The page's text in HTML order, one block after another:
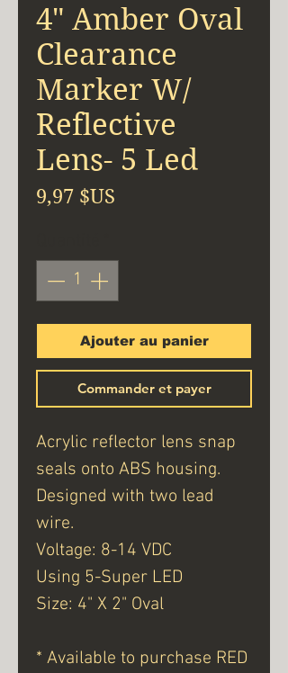
4" Amber Oval
Clearance
Marker W/
Reflective
Lens- 5 Led
9,97 $US
Ajouter au panier
Commander et payer
Acrylic reflector lens snap
seals onto ABS housing.
Designed with two lead
wire.
Voltage: 8-14 VDC
Using 5-Super LED
Size: 4" X 2" Oval
* Available to purchase RED